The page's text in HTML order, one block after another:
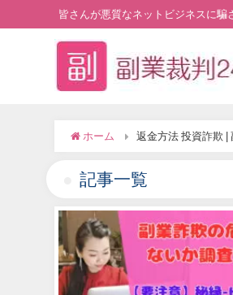
皆さんが悪質なネットビジネスに騙
ホーム 返金方法 投資詐欺 |
記事一覧